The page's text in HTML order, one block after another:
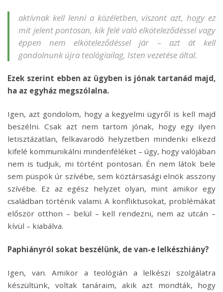
aktívnak kell lenni a közéletben, viszont azt, hogy ez
mit jelent pontosan, kik felé való elköteleződéssel vagy
éppen nem elköteleződéssel jár – azt át kell
gondolnunk újra teológiailag, Isten vezetése által.
Ezek szerint ebben az ügyben is jónak tartanád majd,
ha az egyház megszólalna.
Igen, azt gondolom, hogy a kegyelmi ügyről is kell majd
beszélni. Csak azt nem tartom jónak, hogy egy ilyen
letisztázatlan, felkavarodó helyzetben mindenki elkezd
kifelé kommunikálni mindenféléket – úgy, hogy valójában
nem is tudjuk, mi történt pontosan. Én nem látok bele
sem püspök úr szívébe, sem köztársasági elnök asszony
szívébe. Ez az egész helyzet olyan, mint amikor egy
családban történik valami. A konfliktusokat, problémákat
először otthon – belül – kell rendezni, nem az utcán –
kívül – kiabálva.
Paphiányról sokat beszélünk, de van-e lelkészhiány?
Igen, van. Amikor a teológián a lelkészi szolgálatra
készültünk, voltak tanáraim, akik azt mondták, hogy